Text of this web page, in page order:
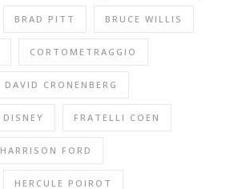
BRAD PITT BRUCE WILLIS
CORTOMETRAGGIO
DAVID CRONENBERG
DISNEY FRATELLI COEN
HARRISON FORD
HERCULE POIROT